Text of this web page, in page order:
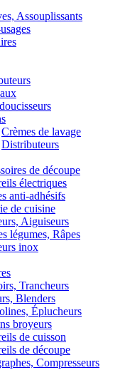
Assouplissants
Crèmes de lavage
Distributeurs
de découpe
électriques
anti-adhésifs
de cuisine
Aiguiseurs
légumes, Râpes
inox
Trancheurs
Blenders
Éplucheurs
broyeurs
de cuisson
de découpe
Compresseurs